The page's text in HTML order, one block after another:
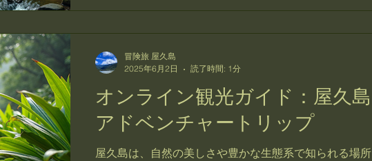
オンライン観光ガイド：屋久島
アドベンチャートリップ
屋久島は、自然の美しさや豊かな生態系で知られる場所
冒険旅 屋久島
2025年6月2日
読了時間: 1分